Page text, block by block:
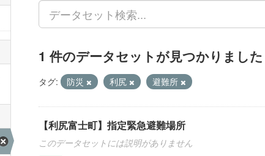
1 件のデータセットが見つかりました
タグ: 防災 利尻 避難所
【利尻富士町】指定緊急避難場所
このデータセットには説明がありません